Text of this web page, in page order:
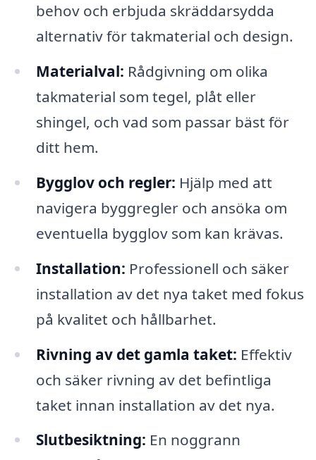
behov och erbjuda skräddarsydda
alternativ för takmaterial och design.
Materialval: Rådgivning om olika
takmaterial som tegel, plåt eller
shingel, och vad som passar bäst för
ditt hem.
Bygglov och regler: Hjälp med att
navigera byggregler och ansöka om
eventuella bygglov som kan krävas.
Installation: Professionell och säker
installation av det nya taket med fokus
på kvalitet och hållbarhet.
Rivning av det gamla taket: Effektiv
och säker rivning av det befintliga
taket innan installation av det nya.
Slutbesiktning: En noggrann